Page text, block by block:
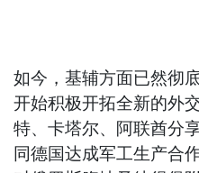
如今，基辅方面已然彻
开始积极开拓全新的外
特、卡塔尔、阿联酋分
同德国达成军工生产合